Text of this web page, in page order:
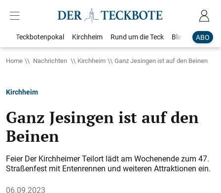
ABO
Teckbotenpokal Kirchheim Rund um die Teck Blaulicht
Home Nachrichten Kirchheim Ganz Jesingen ist auf den Beinen
Kirchheim
Ganz Jesingen ist auf den
Beinen
Feier Der Kirchheimer Teil­ort lädt am Wochenende zum 47.
Straßenfest mit Entenrennen und weiteren Attraktionen ein.
06.09.2023